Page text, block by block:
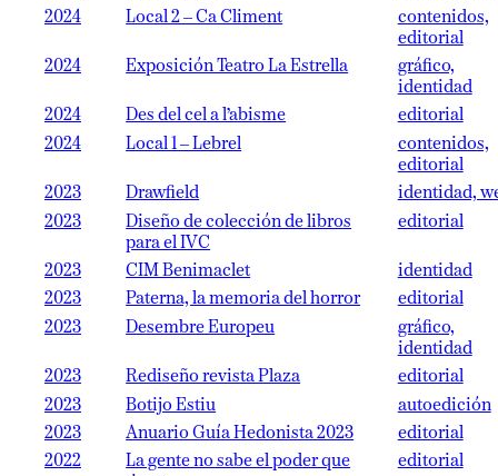
2024
Local 2 – Ca Climent
contenidos,
editorial
2024
Exposición Teatro La Estrella
gráfico,
identidad
2024
Des del cel a l’abisme
editorial
2024
Local 1 – Lebrel
contenidos,
editorial
2023
Drawfield
identidad,
2023
Diseño de colección de libros
para el IVC
editorial
2023 CIM Benimaclet
identidad
2023
Paterna, la memoria del horror
editorial
2023
Desembre Europeu
gráfico,
identidad
2023
Rediseño revista Plaza
editorial
2023
Botijo Estiu
autoedición
2023
Anuario Guía Hedonista 2023
editorial
2022
La gente no sabe el poder que
editorial